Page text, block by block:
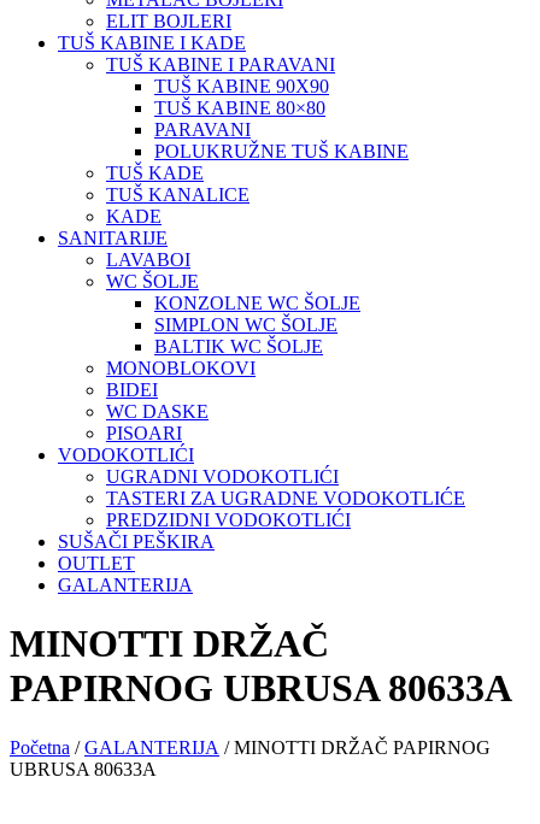
ELIT BOJLERI
TUŠ KABINE I KADE
TUŠ KABINE I PARAVANI
TUŠ KABINE 90X90
TUŠ KABINE 80×80
PARAVANI
POLUKRUŽNE TUŠ KABINE
TUŠ KADE
TUŠ KANALICE
KADE
SANITARIJE
LAVABOI
WC ŠOLJE
KONZOLNE WC ŠOLJE
SIMPLON WC ŠOLJE
BALTIK WC ŠOLJE
MONOBLOKOVI
BIDEI
WC DASKE
PISOARI
VODOKOTLIĆI
UGRADNI VODOKOTLIĆI
TASTERI ZA UGRADNE VODOKOTLIĆE
PREDZIDNI VODOKOTLIĆI
SUŠAČI PEŠKIRA
OUTLET
GALANTERIJA
MINOTTI DRŽAČ
PAPIRNOG UBRUSA 80633A
Početna /GALANTERIJA / MINOTTI DRŽAČ PAPIRNOG
UBRUSA 80633A